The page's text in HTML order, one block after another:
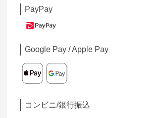
PayPay
Google Pay / Apple Pay
コンビニ/銀行振込